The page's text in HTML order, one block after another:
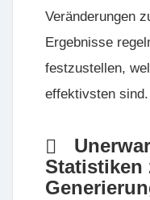
Veränderungen
Ergebnisse
festzustellen,
effektivsten sind.
Statistiken